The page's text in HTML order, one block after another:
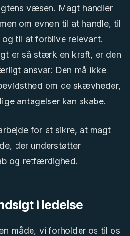
væsen. Magt handler
om evnen til at handle, til
til at forblive relevant.
er så stærk en kraft, er den
ansvar: Den må ikke
om de skævheder,
antagelser kan skabe.
for at sikre, at magt
der understøtter
og retfærdighed.
i ledelse
måde, vi forholder os til os